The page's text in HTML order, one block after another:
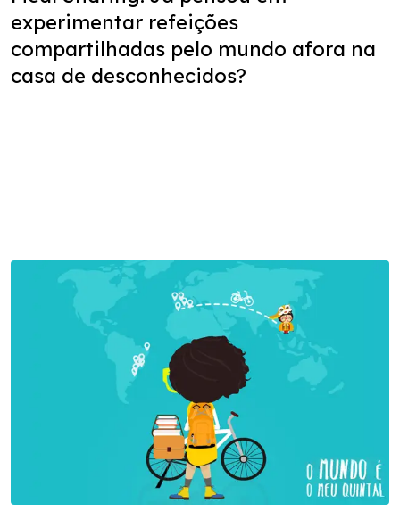
experimentar refeições
compartilhadas pelo mundo afora na
casa de desconhecidos?